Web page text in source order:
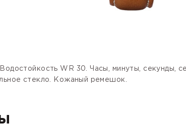
WR 30. Часы, минуты, секунды,
стекло. Кожаный ремешок.